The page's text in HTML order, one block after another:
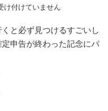
け付けていません
と必ず見つけるすごいし
申告が終わった記念にパ